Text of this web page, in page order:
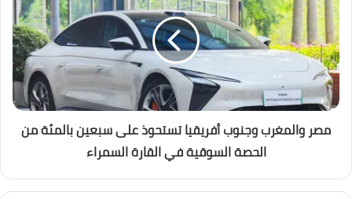
مصر والمغرب وجنوب أفريقيا تستحوذ على سبعين بالمئة من
الحصة السوقية في القارة السمراء